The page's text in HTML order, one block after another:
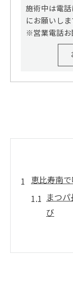
施術中は電
にお願いしま
※営業電話お
恵比寿南
まつ
び
まつ